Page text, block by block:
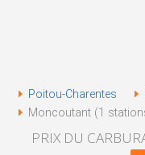
Poitou-Charentes
Moncoutant (1
PRIX DU